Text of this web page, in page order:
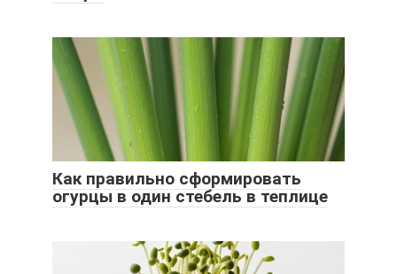
Как правильно сформировать
огурцы в один стебель в теплице